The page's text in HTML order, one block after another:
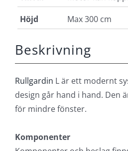
Höjd
Max 300 cm
Beskrivning
Rullgardin L är ett modernt
design går hand i hand. Den
för mindre fönster.
Komponenter